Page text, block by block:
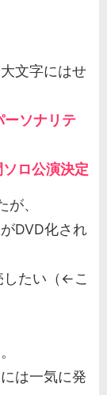
文字にはせ
ソナリテ
ロ公演決定
、
DVD化され
したい（←こ
は一気に発